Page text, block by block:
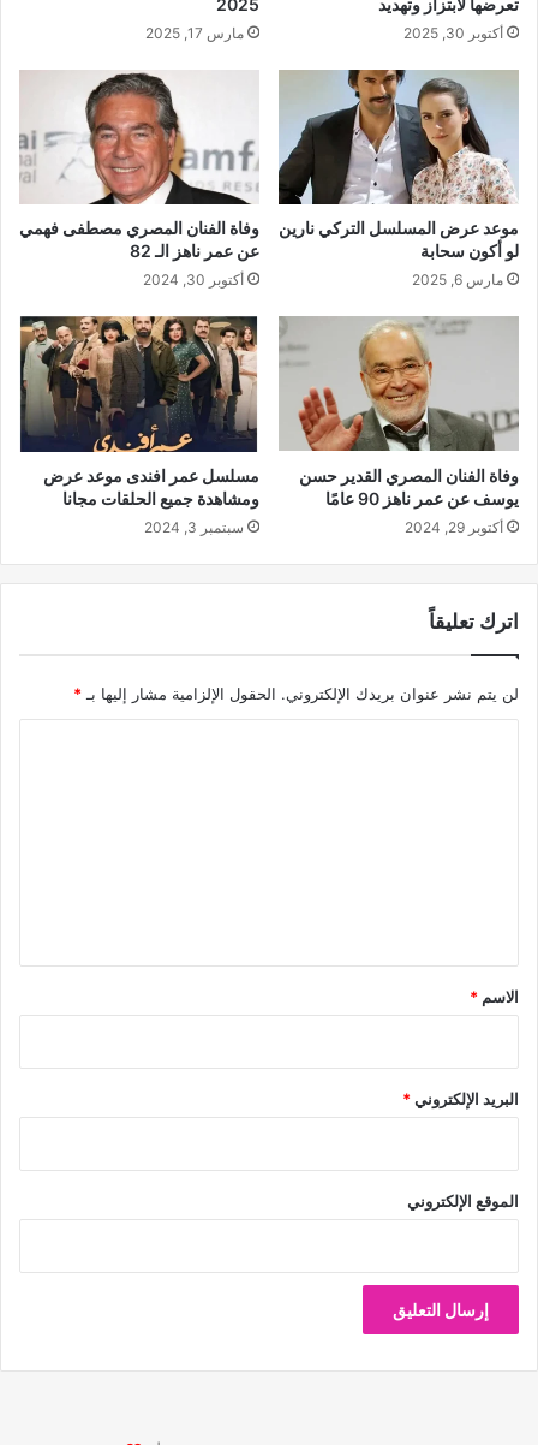
أكتوبر 30, 2025 مارس 17, 2025
موعد عرض المسلسل التركي نارين
لو أكون سحابة
مارس 6, 2025
وفاة الفنان المصري مصطفى فهمي
عن عمر ناهز الـ 82
أكتوبر 30, 2024
وفاة الفنان المصري القدير حسن
يوسف عن عمر ناهز 90 عامًا
أكتوبر 29, 2024
مسلسل عمر افندى موعد عرض
ومشاهدة جميع الحلقات مجانا
سبتمبر 3, 2024
اترك تعليقاً
لن يتم نشر عنوان بريدك الإلكتروني. الحقول الإلزامية مشار إليها بـ*
*
الاسم *
البريد الإلكتروني*
الموقع الإلكتروني